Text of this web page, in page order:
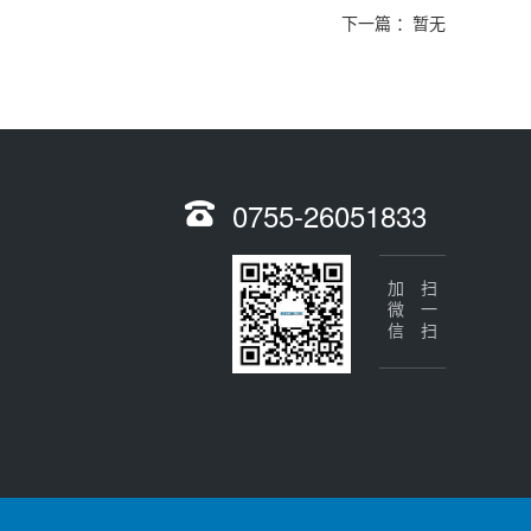
下一篇 ：暂无
0755-26051833
扫一扫
加微信